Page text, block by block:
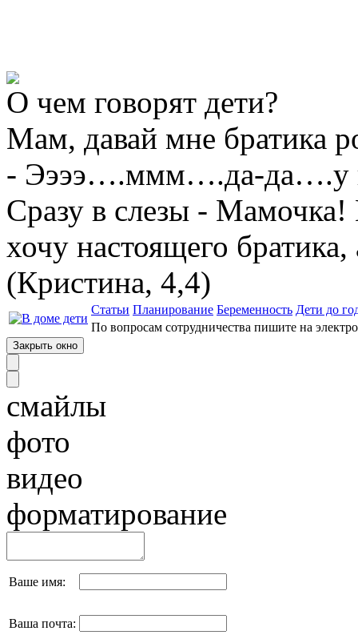
О чем говорят дети?
Мам, давай мне братика
- Ээээ….ммм….да-да….у
Сразу в слезы -
хочу настоящего
(Кристина, 4,4)
Статьи Планирование Беременность Дети до
По вопросам сотрудничества пишите на
смайлы
фото
видео
форматирование
Ваше имя:
Ваша почта: